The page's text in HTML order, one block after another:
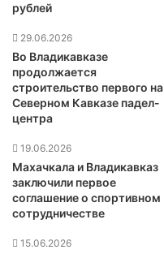
рублей
29.06.2026
Во Владикавказе
продолжается
строительство первого на
Северном Кавказе падел-
центра
19.06.2026
Махачкала и Владикавказ
заключили первое
соглашение о спортивном
сотрудничестве
15.06.2026